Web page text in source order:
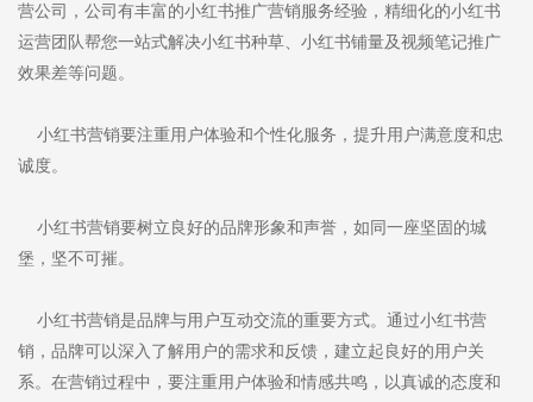
营公司，公司有丰富的小红书推广营销服务经验，精细化的小红书
运营团队帮您一站式解决小红书种草、小红书铺量及视频笔记推广
效果差等问题。
小红书营销要注重用户体验和个性化服务，提升用户满意度和忠
诚度。
小红书营销要树立良好的品牌形象和声誉，如同一座坚固的城
堡，坚不可摧。
小红书营销是品牌与用户互动交流的重要方式。通过小红书营
销，品牌可以深入了解用户的需求和反馈，建立起良好的用户关
系。在营销过程中，要注重用户体验和情感共鸣，以真诚的态度和